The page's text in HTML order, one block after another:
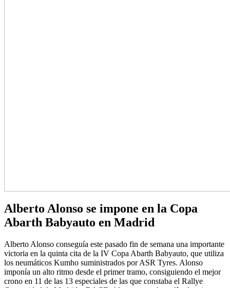
Alberto Alonso se impone en la Copa
Abarth Babyauto en Madrid
Alberto Alonso conseguía este pasado fin de semana una importante
victoria en la quinta cita de la IV Copa Abarth Babyauto, que utiliza
los neumáticos Kumho suministrados por ASR Tyres. Alonso
imponía un alto ritmo desde el primer tramo, consiguiendo el mejor
crono en 11 de las 13 especiales de las que constaba el Rallye